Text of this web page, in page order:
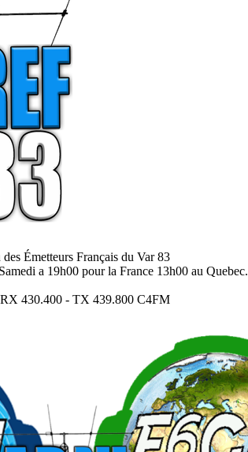
Émetteurs Français du Var 83
a 19h00 pour la France 13h00 au Quebec.
430.400 - TX 439.800 C4FM